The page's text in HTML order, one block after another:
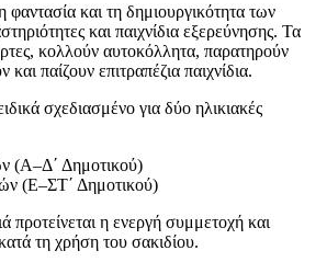
φαντασία και τη δημιουργικότητα των
και παιχνίδια εξερεύνησης. Τα
κολλούν αυτοκόλλητα, παρατηρούν
παίζουν επιτραπέζια παιχνίδια.
σχεδιασμένο για δύο ηλικιακές
(Α–Δ΄ Δημοτικού)
(Ε–ΣΤ΄ Δημοτικού)
προτείνεται η ενεργή συμμετοχή και
τη χρήση του σακιδίου.